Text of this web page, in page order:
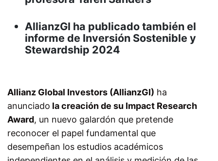
AllianzGI ha publicado también el
informe de Inversión Sostenible y
Stewardship 2024
Allianz Global Investors (AllianzGI) ha
anunciado la creación de su Impact Research
Award, un nuevo galardón que pretende
reconocer el papel fundamental que
desempeñan los estudios académicos